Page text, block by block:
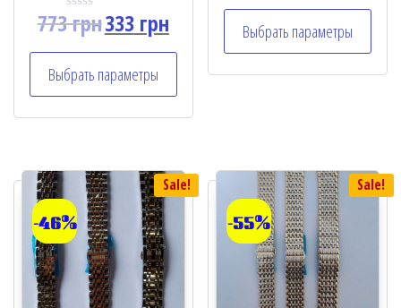
R
a
d
0
o
u
5
773грн333грн
Выбрать параметры
d
0
o
u
Выбрать параметры
Sale!
-46%
Sale!
-55%